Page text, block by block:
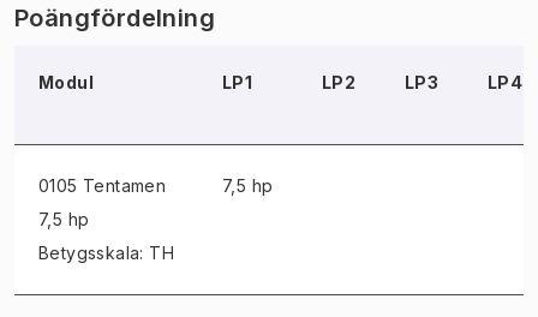
Poängfördelning
Modul LP1 LP2 LP3 LP4
0105 Tentamen
7,5 hp
Betygsskala: TH
7,5 hp